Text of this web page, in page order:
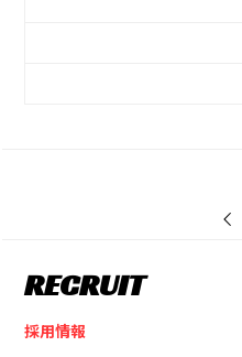
RECRUIT
採用情報